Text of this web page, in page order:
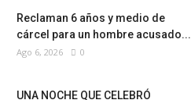
Reclaman 6 años y medio de
cárcel para un hombre acusado...
Ago 6, 2026 0
UNA NOCHE QUE CELEBRÓ